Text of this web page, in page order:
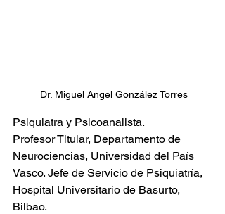
Dr. Miguel Angel González Torres
Psiquiatra y Psicoanalista.
Profesor Titular, Departamento de
Neurociencias, Universidad del País
Vasco. Jefe de Servicio de Psiquiatría,
Hospital Universitario de Basurto,
Bilbao.